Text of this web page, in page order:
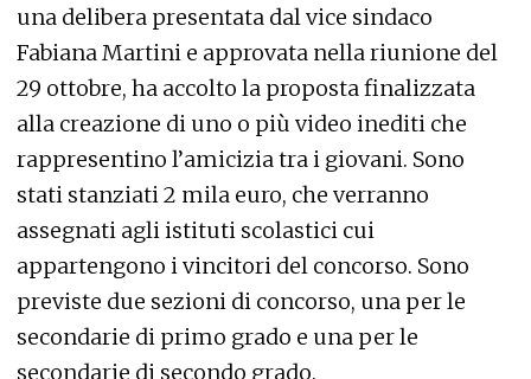
una delibera presentata dal vice sindaco
Fabiana Martini e approvata nella riunione del
29 ottobre, ha accolto la proposta finalizzata
alla creazione di uno o più video inediti che
rappresentino l’amicizia tra i giovani. Sono
stati stanziati 2 mila euro, che verranno
assegnati agli istituti scolastici cui
appartengono i vincitori del concorso. Sono
previste due sezioni di concorso, una per le
secondarie di primo grado e una per le
secondarie di secondo grado.